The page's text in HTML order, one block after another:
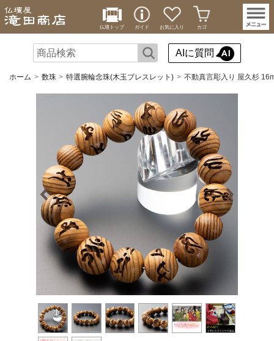
仏壇トップ ガイド お気に入り カゴ
AIに質問
ホーム 数珠 特選腕輪念珠(木玉ブレスレット) 不動真言彫入り 屋久杉